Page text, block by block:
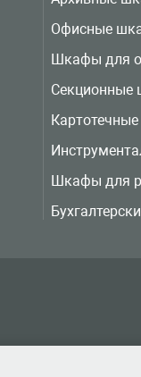
Офисные
Шкафы для
Шкафы для